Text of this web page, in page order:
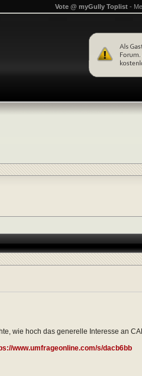
Vote @ myGully Toplist -
wie hoch das generelle Interesse an
www.umfrageonline.com/s/dacb6bb